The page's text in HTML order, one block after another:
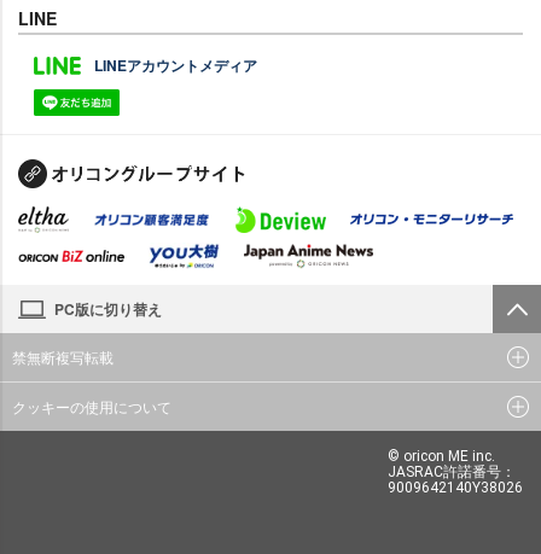
LINE
LINEアカウントメディア
PC版に切り替え
禁無断複写転載
クッキーの使用について
© oricon ME inc.
JASRAC許諾番号：
9009642140Y38026